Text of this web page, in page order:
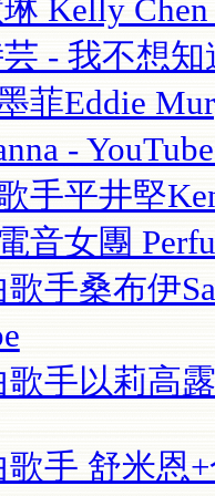
Kelly
- 我不想知
菲Eddie
-
手平井堅
音女團
手桑布伊
手以莉高
手 舒米恩